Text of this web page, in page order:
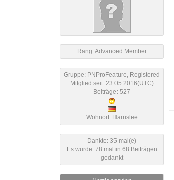
Rang: Advanced Member
Gruppe: PNProFeature, Registered
Mitglied seit: 23.05.2016(UTC)
Beiträge: 527
Wohnort: Harrislee
Dankte: 35 mal(e)
Es wurde: 78 mal in 68 Beiträgen
gedankt